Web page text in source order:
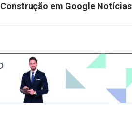
em Google Notícias